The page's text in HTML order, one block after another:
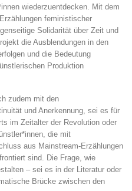
wiederzuentdecken. Mit dem
feministischer
Solidarität über Zeit und
die Ausblendungen in den
und die Bedeutung
Produktion
zudem mit den
und Anerkennung, sei es für
im Zeitalter der Revolution oder
die mit
aus Mainstream-Erzählungen
sind. Die Frage, wie
– sei es in der Literatur oder
Brücke zwischen den